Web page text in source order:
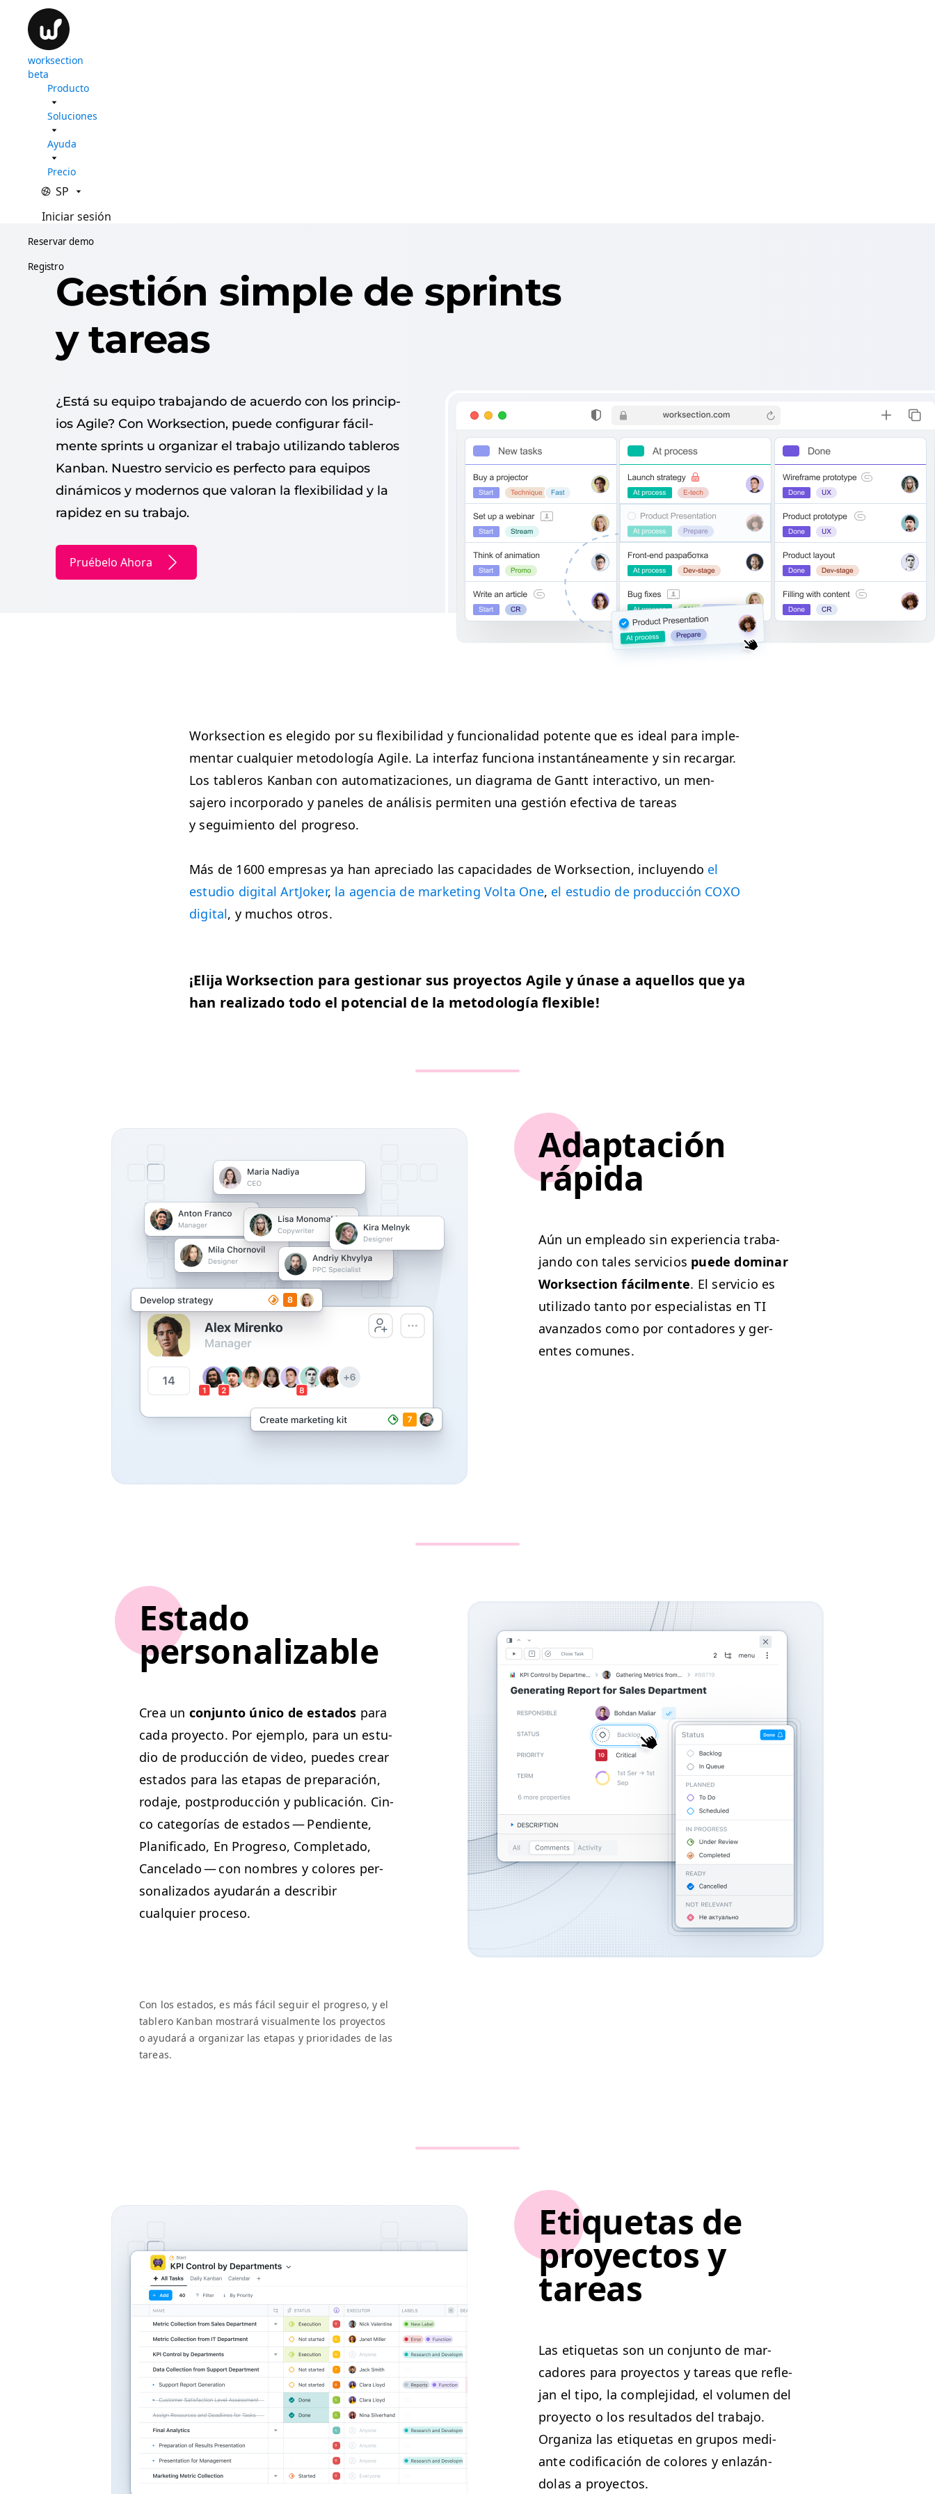
worksection
beta
Producto
Soluciones
Ayuda
Precio
SP
Iniciar sesión
Reservar demo
Registro
Gestión simple de sprints
y tareas
¿Está su equipo tra­ba­jan­do de acuer­do con los prin­ci­p­
ios Agile? Con Work­sec­tion, puede con­fig­u­rar fácil­
mente sprints u orga­ni­zar el tra­ba­jo uti­lizan­do tableros
Kan­ban. Nue­stro ser­vi­cio es per­fec­to para equipos
dinámi­cos y mod­er­nos que val­o­ran la flex­i­bil­i­dad y la
rapi­dez en su trabajo.
Pruébelo Ahora
Work­sec­tion es elegi­do por su flex­i­bil­i­dad y fun­cional­i­dad potente que es ide­al para imple­
men­tar cualquier metodología Agile. La inter­faz fun­ciona instan­tánea­mente y sin recar­gar.
Los tableros Kan­ban con autom­a­ti­za­ciones, un dia­gra­ma de Gantt inter­ac­ti­vo, un men­
sajero incor­po­ra­do y pan­e­les de análi­sis per­miten una gestión efec­ti­va de tar­eas
y seguimien­to del progreso.
Más de 1600 empre­sas ya han apre­ci­a­do las capaci­dades de Work­sec­tion, incluyen­do el
estu­dio dig­i­tal ArtJok­er, la agen­cia de mar­ket­ing Vol­ta One, el estu­dio de pro­duc­ción COXO
dig­i­tal, y muchos otros.
¡Eli­ja Work­sec­tion para ges­tionar sus proyec­tos Agile y únase a aque­l­los que ya
han real­iza­do todo el poten­cial de la metodología flexible!
Adaptación
rápida
Aún un emplea­do sin expe­ri­en­cia tra­ba­
jan­do con tales ser­vi­cios puede dom­i­nar
Work­sec­tion fácil­mente. El ser­vi­cio es
uti­liza­do tan­to por espe­cial­is­tas enTI
avan­za­dos como por con­ta­dores y ger­
entes comunes.
Estado
personalizable
Crea un con­jun­to úni­co de esta­dos para
cada proyec­to. Por ejem­p­lo, para un estu­
dio de pro­duc­ción de video, puedes crear
esta­dos para las eta­pas de preparación,
roda­je, post­pro­duc­ción y pub­li­cación. Cin­
co cat­e­gorías de esta­dos — Pen­di­ente,
Plan­i­fi­ca­do, En Pro­gre­so, Com­ple­ta­do,
Can­ce­la­do — con nom­bres y col­ores per­
son­al­iza­dos ayu­darán a describir
cualquier proceso.
Con los esta­dos, es más fácil seguir el pro­gre­so, y el
tablero Kan­ban mostrará visual­mente los proyec­tos
o ayu­dará a orga­ni­zar las eta­pas y pri­or­i­dades de las
tareas.
Etiquetas de
proyectos y
tareas
Las eti­que­tas son un con­jun­to de mar­
cadores para proyec­tos y tar­eas que refle­
jan el tipo, la com­ple­ji­dad, el vol­u­men del
proyec­to o los resul­ta­dos del tra­ba­jo.
Orga­ni­za las eti­que­tas en gru­pos medi­
ante cod­i­fi­cación de col­ores y enlazán­
dolas a proyectos.